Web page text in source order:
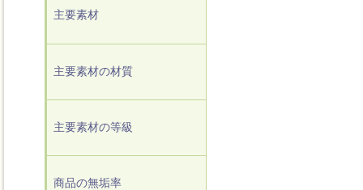
主要素材
主要素材の材質
主要素材の等級
商品の無垢率